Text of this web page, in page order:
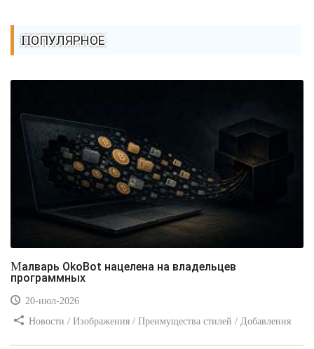
ПОПУЛЯРНОЕ
Малварь OkoBot нацелена на владельцев
программных
20-июл-2026
Новости / Изображения / Преимущества стилей / Добавления